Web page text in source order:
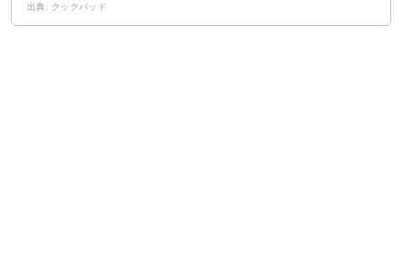
出典: クックパッド